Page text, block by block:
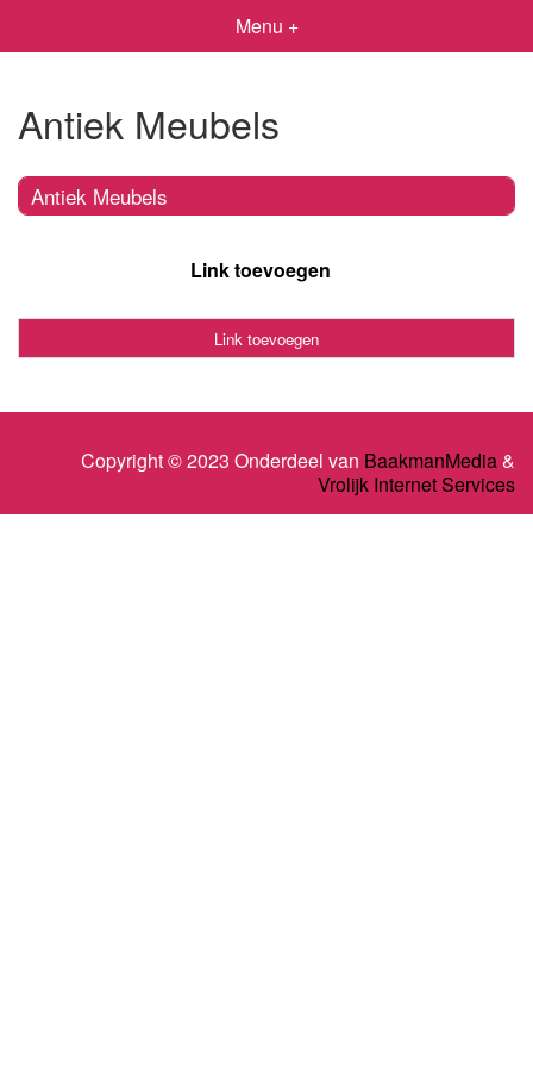
Menu +
Antiek Meubels
Antiek Meubels
Link toevoegen
Link toevoegen
Copyright © 2023 Onderdeel van BaakmanMedia&
Vrolijk Internet Services